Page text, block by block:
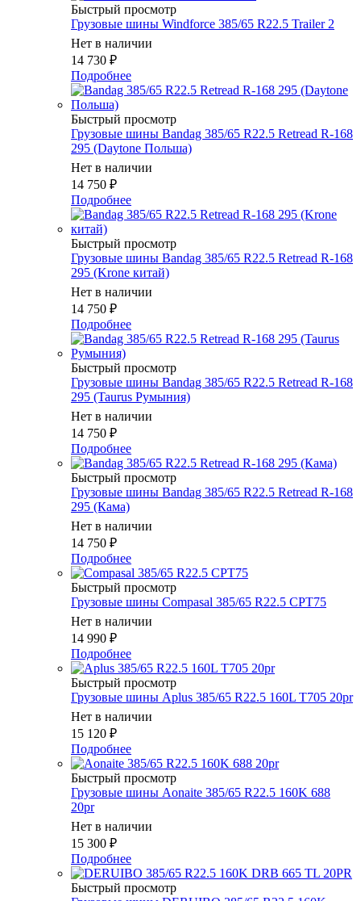
Быстрый просмотр
Грузовые шины Windforce 385/65 R22.5 Trailer 2
Нет в наличии
14 730 ₽
Подробнее
Быстрый просмотр
Грузовые шины Bandag 385/65 R22.5 Retread R-168
295 (Daytone Польша)
Нет в наличии
14 750 ₽
Подробнее
Быстрый просмотр
Грузовые шины Bandag 385/65 R22.5 Retread R-168
295 (Krone китай)
Нет в наличии
14 750 ₽
Подробнее
Быстрый просмотр
Грузовые шины Bandag 385/65 R22.5 Retread R-168
295 (Taurus Румыния)
Нет в наличии
14 750 ₽
Подробнее
Быстрый просмотр
Грузовые шины Bandag 385/65 R22.5 Retread R-168
295 (Кама)
Нет в наличии
14 750 ₽
Подробнее
Быстрый просмотр
Грузовые шины Compasal 385/65 R22.5 CPT75
Нет в наличии
14 990 ₽
Подробнее
Быстрый просмотр
Грузовые шины Aplus 385/65 R22.5 160L T705 20pr
Нет в наличии
15 120 ₽
Подробнее
Быстрый просмотр
Грузовые шины Aonaite 385/65 R22.5 160K 688
20pr
Нет в наличии
15 300 ₽
Подробнее
Быстрый просмотр